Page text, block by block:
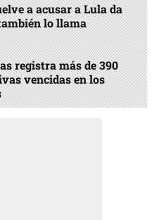
a acusar a Lula da
lo llama
registra más de 390
vencidas en los